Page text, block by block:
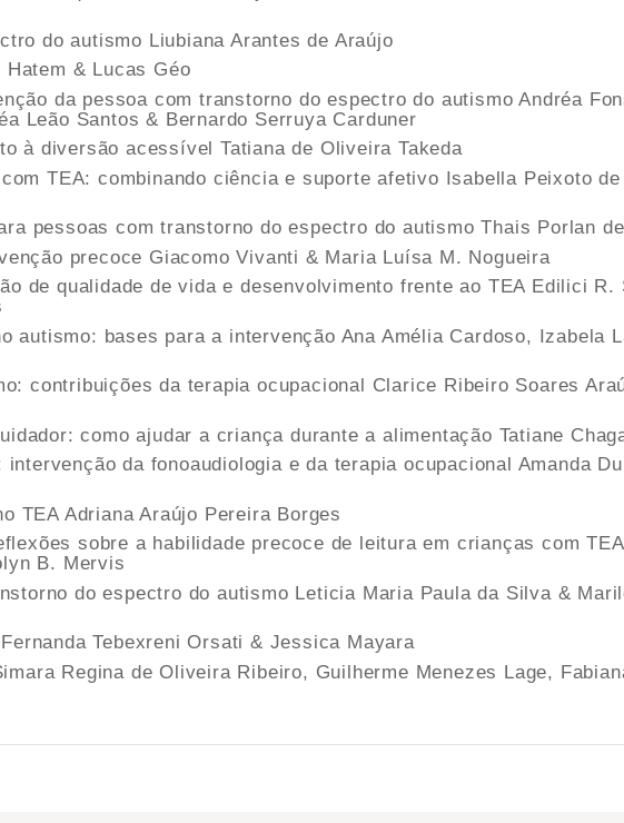
do autismo Liubiana Arantes de Araújo
& Lucas Géo
da pessoa com transtorno do espectro do autismo Andréa
Leão Santos & Bernardo Serruya Carduner
à diversão acessível Tatiana de Oliveira Takeda
TEA: combinando ciência e suporte afetivo Isabella Peixoto
pessoas com transtorno do espectro do autismo Thais Porlan
precoce Giacomo Vivanti & Maria Luísa M. Nogueira
de qualidade de vida e desenvolvimento frente ao TEA Edilici R.
autismo: bases para a intervenção Ana Amélia Cardoso, Izabela
contribuições da terapia ocupacional Clarice Ribeiro Soares
como ajudar a criança durante a alimentação Tatiane
da fonoaudiologia e da terapia ocupacional Amanda
TEA Adriana Araújo Pereira Borges
sobre a habilidade precoce de leitura em crianças com
B. Mervis
do espectro do autismo Leticia Maria Paula da Silva &
Tebexreni Orsati & Jessica Mayara
Regina de Oliveira Ribeiro, Guilherme Menezes Lage,